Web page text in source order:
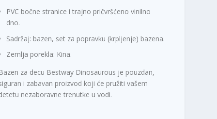
PVC bočne stranice i trajno pričvršćeno vinilno
dno.
Sadržaj: bazen, set za popravku (krpljenje) bazena.
Zemlja porekla: Kina.
za decu Bestway Dinosaurous je pouzdan,
i zabavan proizvod koji će pružiti vašem
nezaboravne trenutke u vodi.